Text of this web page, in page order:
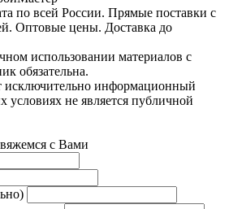
по всей России. Прямые поставки с
Оптовые цены. Доставка до
использовании материалов с
обязательна.
исключительно информационный
условиях не является публичной
с Вами